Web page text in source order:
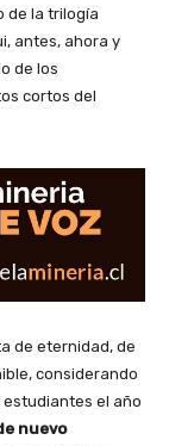
de la trilogía
antes, ahora y
de los
cortos del
de eternidad, de
considerando
el año
nuevo